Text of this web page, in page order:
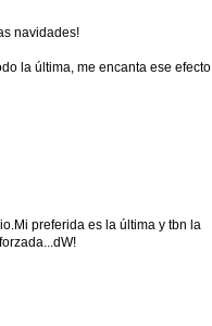
navidades!
la última, me encanta ese efecto
preferida es la última y tbn la